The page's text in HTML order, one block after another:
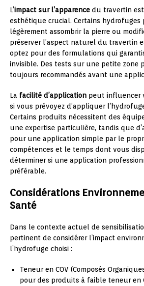
L’impact sur l’apparence du travertin
esthétique crucial. Certains hydrofuges
légèrement assombrir la pierre ou
préserver l’aspect naturel du travertin
optez pour des formulations qui
invisible. Des tests sur une petite zone
toujours recommandés avant une
La facilité d’application peut influencer
si vous prévoyez d’appliquer
Certains produits nécessitent des
une expertise particulière, tandis que
pour une application simple par le
compétences et le temps dont vous
déterminer si une application
préférable.
Considérations
Santé
Dans le contexte actuel de
pertinent de considérer l’impact
l’hydrofuge choisi :
Teneur en COV (Composés
pour des produits à faible teneur en